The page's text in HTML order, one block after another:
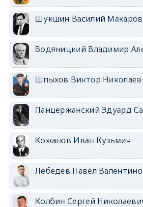
Шукшин Василий
Водяницкий Владимир
Шпыхов Виктор
Панцержанский Эдуард
Кожанов Иван Кузьмич
Лебедев Павел
Колбин Сергей